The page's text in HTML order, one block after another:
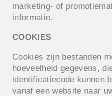
marketing- of
informatie.
COOKIES
Cookies zijn bestanden
hoeveelheid gegevens,
identificatiecode kunnen
vanaf een website naar